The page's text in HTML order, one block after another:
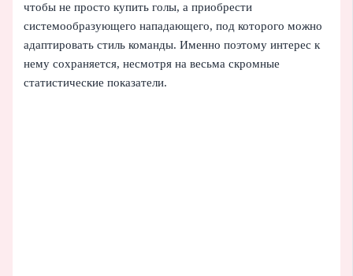
чтобы не просто купить голы, а приобрести
системообразующего нападающего, под которого можно
адаптировать стиль команды. Именно поэтому интерес к
нему сохраняется, несмотря на весьма скромные
статистические показатели.